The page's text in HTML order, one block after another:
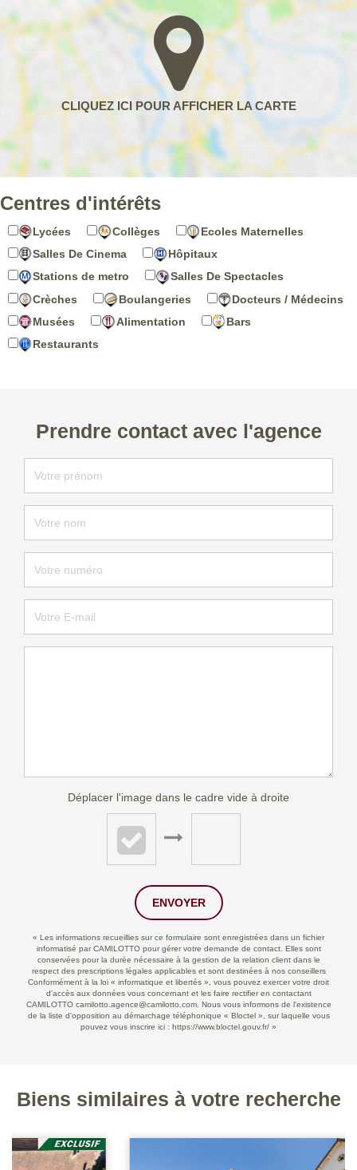
Centres d'intérêts
Lycées Collèges
Ecoles Maternelles
Salles De Cinema
Hôpitaux
Stations de metro
Salles De Spectacles
Crèches
Boulangeries
Docteurs / Médecins
Musées
Alimentation
Bars
Restaurants
Prendre contact avec l'agence
Déplacer l'image dans le cadre vide à droite
ENVOYER
« Les informations recueillies sur ce formulaire sont enregistrées dans un fichier
informatisé par CAMILOTTO pour gérer votre demande de contact. Elles sont
conservées pour la durée nécessaire à la gestion de la relation client dans le
respect des prescriptions légales applicables et sont destinées à nos conseillers
Conformément à la loi « informatique et libertés », vous pouvez exercer votre droit
d'accès aux données vous concernant et les faire rectifier en contactant
CAMILOTTO camilotto.agence@camilotto.com. Nous vous informons de l'existence
de la liste d'opposition au démarchage téléphonique « Bloctel », sur laquelle vous
pouvez vous inscrire ici : https://www.bloctel.gouv.fr/ »
Biens similaires à votre recherche